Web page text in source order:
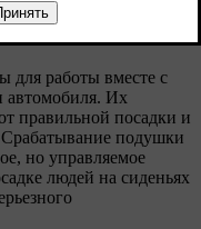
подушках
для работы вместе с
автомобиля. Их
правильной посадки и
Срабатывание подушки
но управляемое
людей на сиденьях